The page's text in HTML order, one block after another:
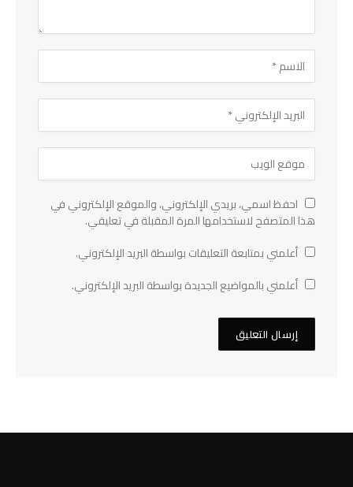
احفظ اسمي، بريدي الإلكتروني، والموقع الإلكتروني في
هذا المتصفح لاستخدامها المرة المقبلة في تعليقي.
أعلمني بمتابعة التعليقات بواسطة البريد الإلكتروني.
أعلمني بالمواضيع الجديدة بواسطة البريد الإلكتروني.